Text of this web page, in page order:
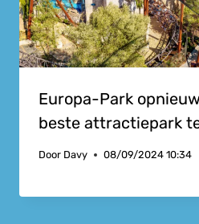
Europa-Park
beste attractiepark
Door Davy 08/09/2024 10:34